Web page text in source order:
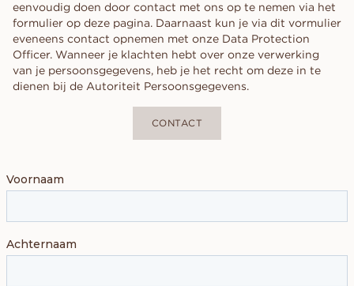
eenvoudig doen door contact met ons op te nemen via het
formulier op deze pagina. Daarnaast kun je via dit vormulier
eveneens contact opnemen met onze Data Protection
Officer. Wanneer je klachten hebt over onze verwerking
van je persoonsgegevens, heb je het recht om deze in te
dienen bij de Autoriteit Persoonsgegevens.
CONTACT